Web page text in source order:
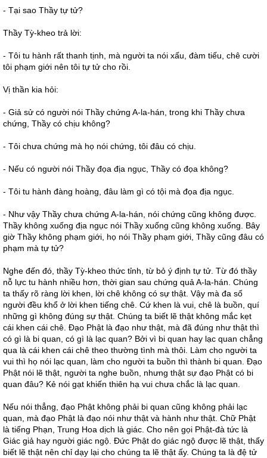
- Tại sao Thầy tự tử?
Thầy Tỳ-kheo trả lời:
- Tôi tu hành rất thanh tịnh, mà người ta nói xấu, đàm tiếu, chê cười
tôi phạm giới nên tôi tự tử cho rồi.
Vị thần kia hỏi:
- Giả sử có người nói Thầy chứng A-la-hán, trong khi Thầy chưa
chứng, Thầy có chịu không?
- Tôi chưa chứng mà họ nói chứng, tôi đâu có chịu.
- Nếu có người nói Thầy đọa địa ngục, Thầy có đọa không?
- Tôi tu hành đàng hoàng, đâu làm gì có tội mà đọa địa ngục.
- Như vậy Thầy chưa chứng A-la-hán, nói chứng cũng không được.
Thầy không xuống địa ngục nói Thầy xuống cũng không xuống. Bây
giờ Thầy không phạm giới, họ nói Thầy phạm giới, Thầy cũng đâu có
phạm mà tự tử?
Nghe đến đó, thầy Tỳ-kheo thức tỉnh, từ bỏ ý định tự tử. Từ đó thầy
nỗ lực tu hành nhiều hơn, thời gian sau chứng quả A-la-hán. Chúng
ta thấy rõ ràng lời khen, lời chê không có sự thật. Vậy mà đa số
người đều khổ ở lời khen tiếng chê. Cứ khen là vui, chê là buồn, quí
những gì không đúng sự thật. Chúng ta biết lẽ thật không mắc kẹt
cái khen cái chê. Đạo Phật là đạo như thật, mà đã đúng như thật thì
có gì là bi quan, có gì là lạc quan? Bởi vì bi quan hay lạc quan chẳng
qua là cái khen cái chê theo thường tình mà thôi. Làm cho người ta
vui thì họ nói lạc quan, làm cho người ta buồn thì thành bi quan. Đạo
Phật nói lẽ thật, người ta nghe buồn, nhưng thật sự đạo Phật có bi
quan đâu? Kẻ nói gạt khiến thiên hạ vui chưa chắc là lạc quan.
Nếu nói thẳng, đạo Phật không phải bi quan cũng không phải lạc
quan, mà đạo Phật là đạo nói như thật và hành như thật. Chữ Phật
là tiếng Phạn, Trung Hoa dịch là giác. Cho nên gọi Phật-đà tức là
Giác giả hay người giác ngộ. Đức Phật do giác ngộ được lẽ thật, thấy
biết lẽ thật nên chỉ dạy lại cho chúng ta lẽ thật ấy. Chúng ta là đệ tử